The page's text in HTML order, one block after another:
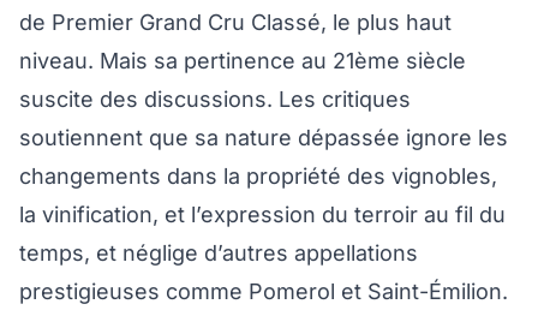
de Premier Grand Cru Classé, le plus haut
niveau. Mais sa pertinence au 21ème siècle
suscite des discussions. Les critiques
soutiennent que sa nature dépassée ignore les
changements dans la propriété des vignobles,
la vinification, et l’expression du terroir au fil du
temps, et néglige d’autres appellations
prestigieuses comme Pomerol et Saint-Émilion.